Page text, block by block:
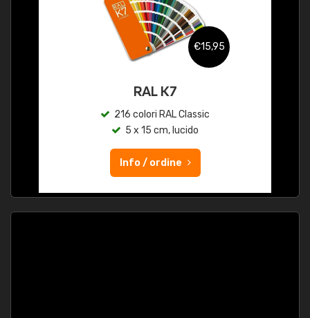
€15,95
RAL K7
216 colori RAL Classic
5 x 15 cm, lucido
Info / ordine